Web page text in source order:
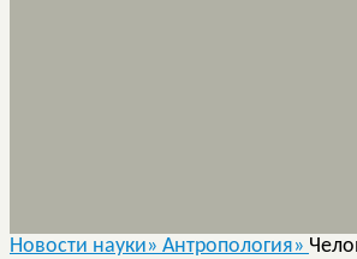
Новости науки» Антропология»